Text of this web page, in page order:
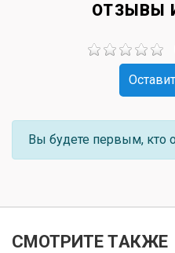
ОТЗЫВЫ
Вы будете первым, кто
СМОТРИТЕ ТАКЖЕ